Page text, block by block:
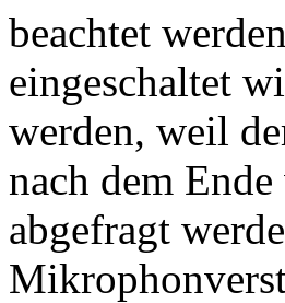
beachtet
eingeschaltet
werden, weil
nach dem
abgefragt